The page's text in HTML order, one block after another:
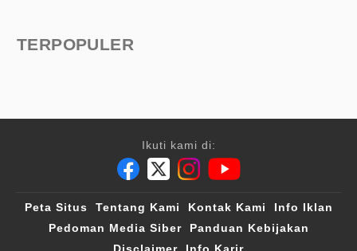
TERPOPULER
Ikuti kami di:
Peta Situs Tentang Kami Kontak Kami
Info Iklan
Pedoman Media Siber
Panduan Kebijakan